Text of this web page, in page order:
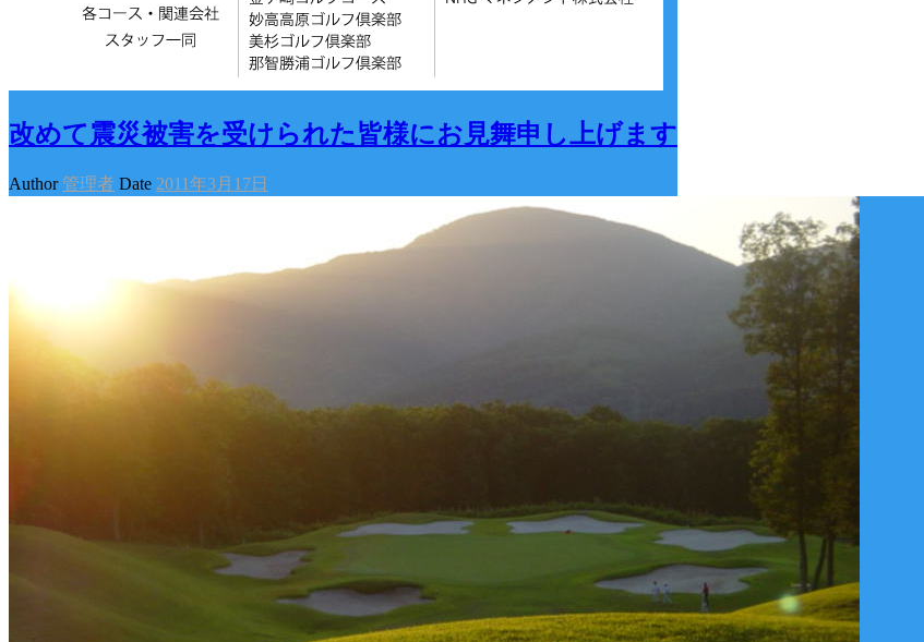
改めて震災被害を受けられた皆様にお見舞申し上げます
Author 管理者 Date 2011年3月17日